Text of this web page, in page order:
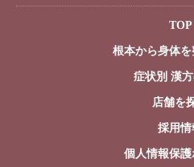
TOP
根本から身体
症状別 漢方
店舗を
採用情
個人情報保